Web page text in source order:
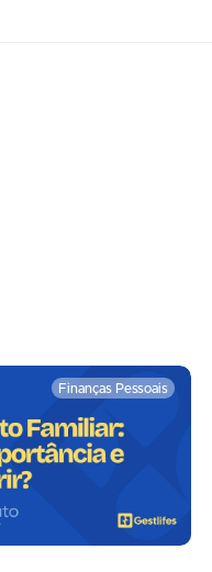
Finanças Pessoais